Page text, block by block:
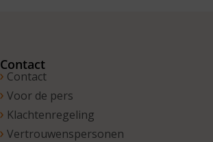
Contact
Contact
Voor de pers
Klachtenregeling
Vertrouwenspersonen